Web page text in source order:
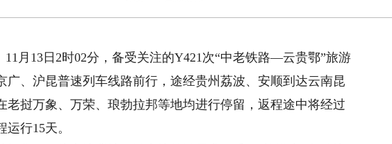
13日2时02分，备受关注的Y421次“中老铁路—云贵鄂”旅游
广、沪昆普速列车线路前行，途经贵州荔波、安顺到达云南昆
老挝万象、万荣、琅勃拉邦等地均进行停留，返程途中将经过
行15天。